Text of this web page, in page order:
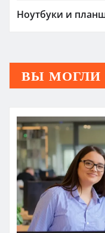
Ноутбуки и
ВЫ МОГЛИ